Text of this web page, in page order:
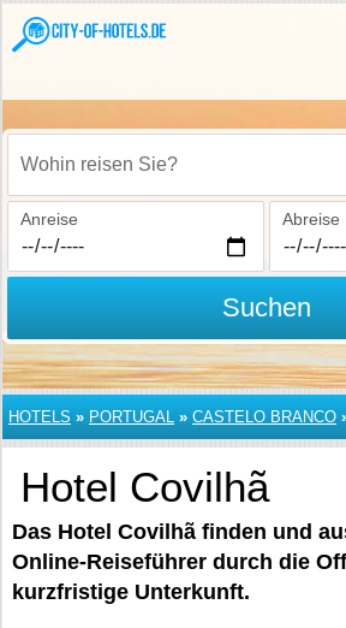
Wohin reisen Sie?
Anreise Abreise
Suchen
HOTELS » PORTUGAL » CASTELO BRANCO
Hotel Covilhã
Das Hotel Covilhã finden und
Online-Reiseführer durch die
kurzfristige Unterkunft.